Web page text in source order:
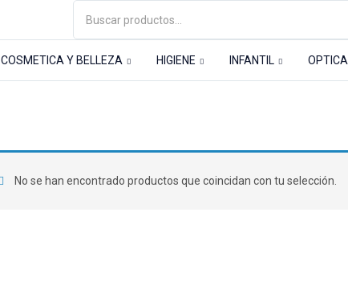
COSMETICA Y BELLEZA HIGIENE INFANTIL OPTICA
No se han encontrado productos que coincidan con tu selección.